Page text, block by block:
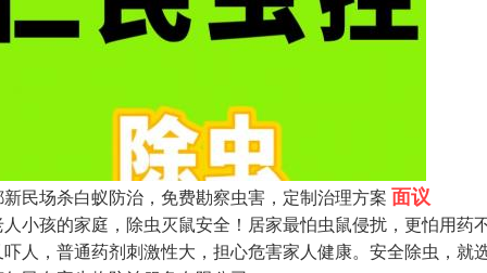
民场杀白蚁防治，免费勘察虫害，定制治理方案 面议
小孩的家庭，除虫灭鼠安全！居家最怕虫鼠侵扰，更怕用
人，普通药剂刺激性大，担心危害家人健康。安全除虫，